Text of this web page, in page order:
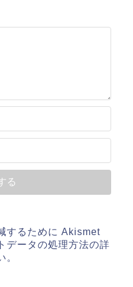
するために Akismet
データの処理方法の詳
。